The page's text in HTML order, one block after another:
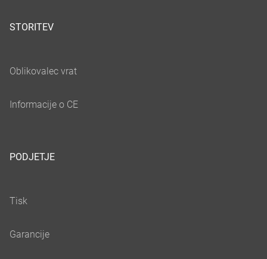
STORITEV
PODJETJE